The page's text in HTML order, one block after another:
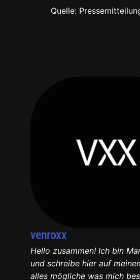
Quelle:
venroxx
Hello zusammen! Ich bin
und schreibe hier auf
alles mögliche was mich